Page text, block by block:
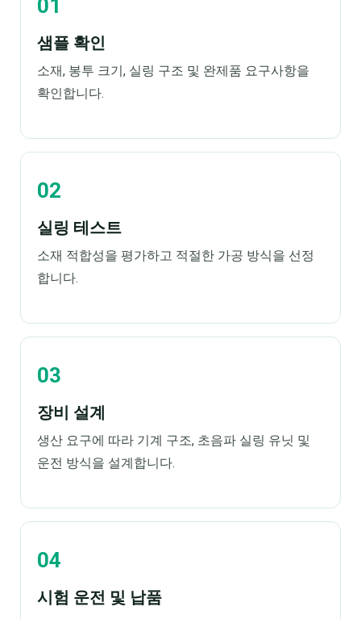
샘플 확인
소재, 봉투 크기, 실링 구조 및 완제품 요구사항을
확인합니다.
실링 테스트
소재 적합성을 평가하고 적절한 가공 방식을 선정
합니다.
장비 설계
생산 요구에 따라 기계 구조, 초음파 실링 유닛 및
운전 방식을 설계합니다.
시험 운전 및 납품